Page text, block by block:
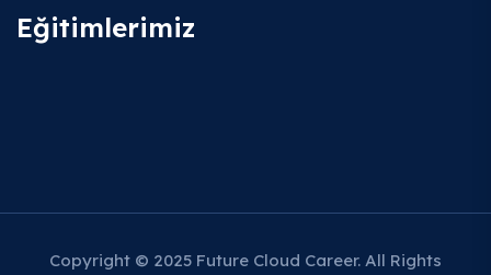
Eğitimlerimiz
Copyright © 2025 Future Cloud Career. All Rights